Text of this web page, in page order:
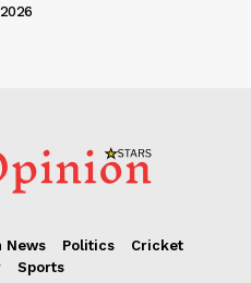
News Politics
Cricket
Sports